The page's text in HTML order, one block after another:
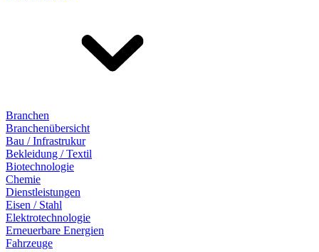
Branchen
Branchenübersicht
Bau / Infrastrukur
Bekleidung / Textil
Biotechnologie
Chemie
Dienstleistungen
Eisen / Stahl
Elektrotechnologie
Erneuerbare Energien
Fahrzeuge